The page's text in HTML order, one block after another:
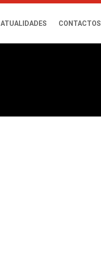
ATUALIDADES CONTACTOS